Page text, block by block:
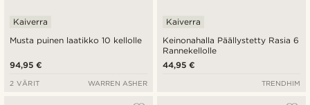
Musta puinen laatikko 10 kellolle
Kaiverra
94,95 €
2 VÄRIT WARREN ASHER
Keinonahalla Päällystetty Rasia 6
Rannekellolle
Kaiverra
44,95 €
TRENDHIM